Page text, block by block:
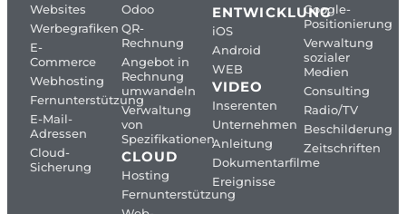
Websites
Werbegrafiken
E-
Commerce
Webhosting
Fernunterstützung
E-Mail-
Adressen
Cloud-
Sicherung
Odoo
QR-
Rechnung
Angebot in
Rechnung
umwandeln
Verwaltung
von
Spezifikationen
CLOUD
Hosting
Fernunterstützung
ENTWICKLUNG
iOS
Android
WEB
VIDEO
Inserenten
Unternehmen
Anleitung
Dokumentarfilme
Ereignisse
Google-
Positionierung
Verwaltung
sozialer
Medien
Consulting
Radio/TV
Beschilderung
Zeitschriften